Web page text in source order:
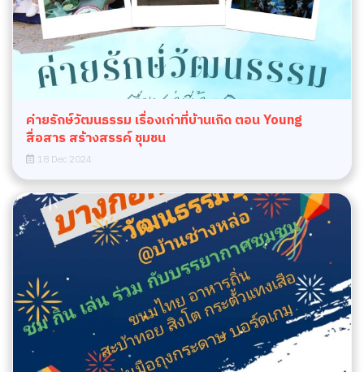
ค่ายรักษ์วัฒนธรรม เรื่องเก่าที่บ้านเกิด ตอน Young
สื่อสาร สร้างสรรค์ ชุมชน
18 Dec 2024